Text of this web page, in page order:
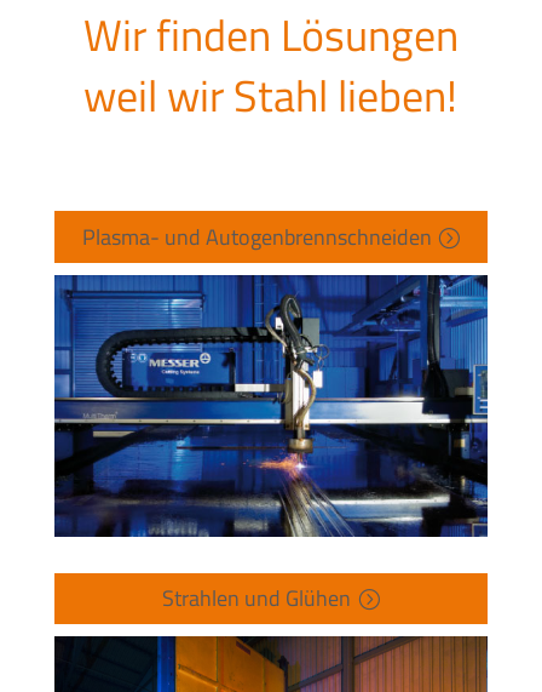
Wir finden Lösungen
weil wir Stahl lieben!
Plasma- und Autogenbrennschneiden
Strahlen und Glühen